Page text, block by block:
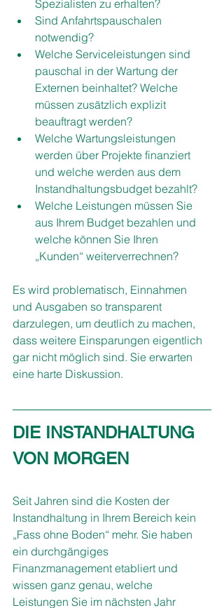
Spezialisten zu erhalten?
Sind Anfahrtspauschalen
notwendig?
Welche Serviceleistungen sind
pauschal in der Wartung der
Externen beinhaltet? Welche
müssen zusätzlich explizit
beauftragt werden?
Welche Wartungsleistungen
werden über Projekte finanziert
und welche werden aus dem
Instandhaltungsbudget bezahlt?
Welche Leistungen müssen Sie
aus Ihrem Budget bezahlen und
welche können Sie Ihren
„Kunden“ weiterverrechnen?
Es wird problematisch, Einnahmen
und Ausgaben so transparent
darzulegen, um deutlich zu machen,
dass weitere Einsparungen eigentlich
gar nicht möglich sind. Sie erwarten
eine harte Diskussion.
DIE INSTANDHALTUNG
VON MORGEN
Seit Jahren sind die Kosten der
Instandhaltung in Ihrem Bereich kein
„Fass ohne Boden“ mehr. Sie haben
ein durchgängiges
Finanzmanagement etabliert und
wissen ganz genau, welche
Leistungen Sie im nächsten Jahr